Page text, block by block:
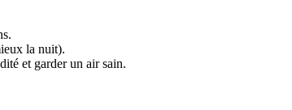
la nuit).
et garder un air sain.